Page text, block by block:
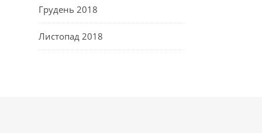
Грудень 2018
Листопад 2018